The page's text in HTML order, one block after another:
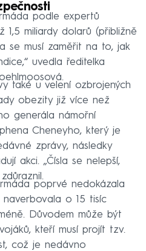
podle expertů
miliardy dolarů (přibližně
se musí zaměřit na to, jak
uvedla ředitelka
také u velení ozbrojených
obezity již více než
generála námořní
Cheneyho, který je
zprávy, následky
akci. „Čísla se nelepší,
poprvé nedokázala
o 15 tisíc
Důvodem může být
kteří musí projít tzv.
což je nedávno